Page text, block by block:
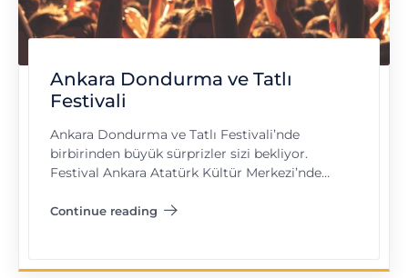
Ankara Dondurma ve Tatlı
Festivali
Ankara Dondurma ve Tatlı Festivali’nde
birbirinden büyük sürprizler sizi bekliyor.
Festival Ankara Atatürk Kültür Merkezi’nde…
Continue reading
"Ankara Dondurma ve Tatlı Festivali"